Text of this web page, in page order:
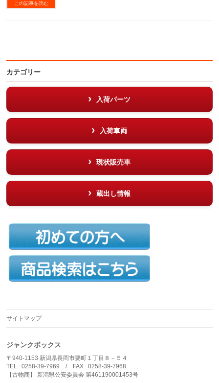
この記事を読む
カテゴリー
入荷パーツ
入荷車両
現状販売車
蔵出し情報
サイトマップ
ジャンクボックス
〒940-1153 新潟県長岡市要町１丁目８－５４
TEL : 0258-39-7969 / FAX : 0258-39-7968
【古物商】 新潟県公安委員会 第461190001453号